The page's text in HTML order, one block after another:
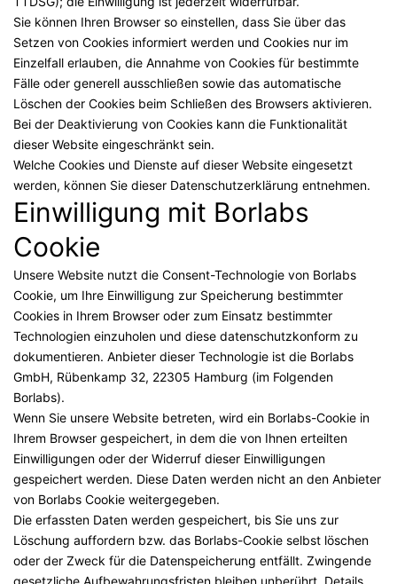
Sie können Ihren Browser so einstellen, dass Sie über das
Setzen von Cookies informiert werden und Cookies nur im
Einzelfall erlauben, die Annahme von Cookies für bestimmte
Fälle oder generell ausschließen sowie das automatische
Löschen der Cookies beim Schließen des Browsers aktivieren.
Bei der Deaktivierung von Cookies kann die Funktionalität
dieser Website eingeschränkt sein.
Welche Cookies und Dienste auf dieser Website eingesetzt
werden, können Sie dieser Datenschutzerklärung entnehmen.
Einwilligung mit Borlabs
Cookie
Unsere Website nutzt die Consent-Technologie von Borlabs
Cookie, um Ihre Einwilligung zur Speicherung bestimmter
Cookies in Ihrem Browser oder zum Einsatz bestimmter
Technologien einzuholen und diese datenschutzkonform zu
dokumentieren. Anbieter dieser Technologie ist die Borlabs
GmbH, Rübenkamp 32, 22305 Hamburg (im Folgenden
Borlabs).
Wenn Sie unsere Website betreten, wird ein Borlabs-Cookie in
Ihrem Browser gespeichert, in dem die von Ihnen erteilten
Einwilligungen oder der Widerruf dieser Einwilligungen
gespeichert werden. Diese Daten werden nicht an den Anbieter
von Borlabs Cookie weitergegeben.
Die erfassten Daten werden gespeichert, bis Sie uns zur
Löschung auffordern bzw. das Borlabs-Cookie selbst löschen
oder der Zweck für die Datenspeicherung entfällt. Zwingende
gesetzliche Aufbewahrungsfristen bleiben unberührt. Details